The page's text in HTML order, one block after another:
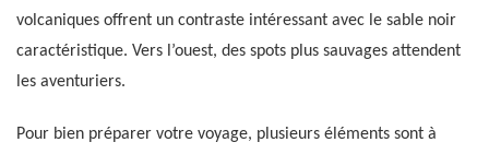
volcaniques offrent un contraste intéressant avec le sable noir
caractéristique. Vers l’ouest, des spots plus sauvages attendent
les aventuriers.
Pour bien préparer votre voyage, plusieurs éléments sont à